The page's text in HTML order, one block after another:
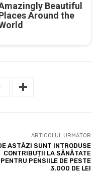
Beautiful
Around the
ARTICOLUL URMĂTOR
ASTĂZI SUNT INTRODUSE
CONTRIBUȚII LA SĂNĂTATE
PENTRU PENSIILE DE PESTE
3.000 DE LEI